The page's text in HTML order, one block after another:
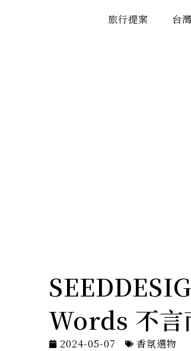
旅行提案 台
Words 不言
2024-05-07
香氛選物